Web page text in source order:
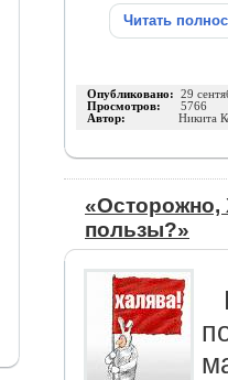
Читать
Опубликовано: 29
Просмотров: 5766
Автор: Никита
«Осторожно,
пользы?»